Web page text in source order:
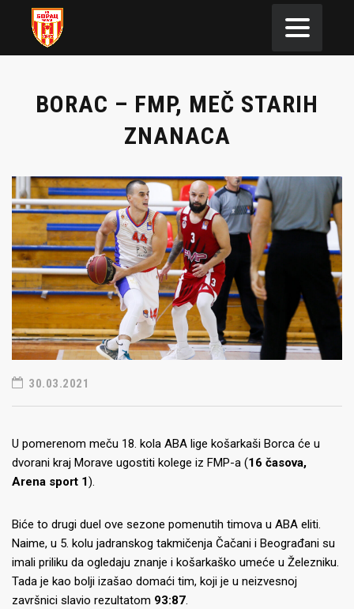
BORAC – FMP, MEČ STARIH
ZNANACA
30.03.2021
U pomerenom meču 18. kola ABA lige košarkaši Borca će u
dvorani kraj Morave ugostiti kolege iz FMP-a (16 časova,
Arena sport 1).
Biće to drugi duel ove sezone pomenutih timova u ABA eliti.
Naime, u 5. kolu jadranskog takmičenja Čačani i Beograđani su
imali priliku da ogledaju znanje i košarkaško umeće u Železniku.
Tada je kao bolji izašao domaći tim, koji je u neizvesnoj
završnici slavio rezultatom 93:87.